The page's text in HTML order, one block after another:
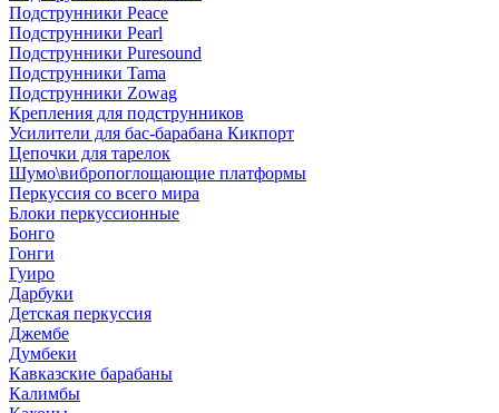
Подструнники Peace
Подструнники Pearl
Подструнники Puresound
Подструнники Tama
Подструнники Zowag
Крепления для подструнников
Усилители для бас-барабана Кикпорт
Цепочки для тарелок
Шумо\вибропоглощающие платформы
Перкуссия со всего мира
Блоки перкуссионные
Бонго
Гонги
Гуиро
Дарбуки
Детская перкуссия
Джембе
Думбеки
Кавказские барабаны
Калимбы